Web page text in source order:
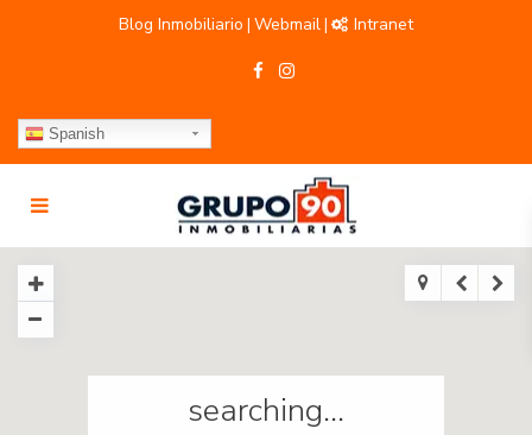
Blog Inmobiliario | Webmail| Intranet
Spanish
searching...